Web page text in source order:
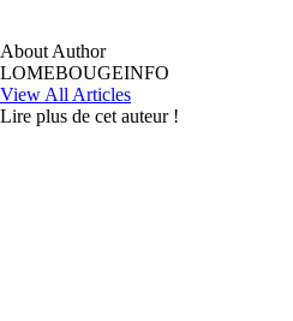
About Author
LOMEBOUGEINFO
View All Articles
Lire plus de cet auteur !